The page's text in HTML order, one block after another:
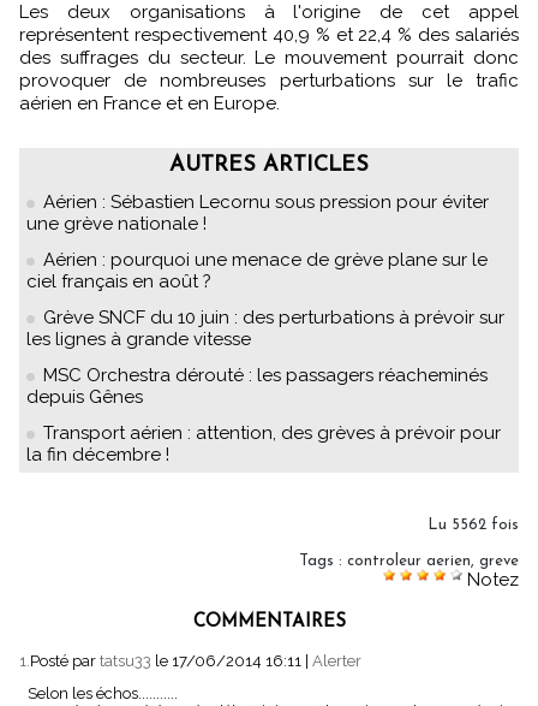
Les deux organisations à l'origine de cet appel
représentent respectivement 40,9 % et 22,4 % des salariés
des suffrages du secteur. Le mouvement pourrait donc
provoquer de nombreuses perturbations sur le trafic
aérien en France et en Europe.
AUTRES ARTICLES
Aérien : Sébastien Lecornu sous pression pour éviter
une grève nationale !
Aérien : pourquoi une menace de grève plane sur le
ciel français en août ?
Grève SNCF du 10 juin : des perturbations à prévoir sur
les lignes à grande vitesse
MSC Orchestra dérouté : les passagers réacheminés
depuis Gênes
Transport aérien : attention, des grèves à prévoir pour
la fin décembre !
Lu 5562 fois
Tags : controleur aerien, greve
Notez
COMMENTAIRES
1.Posté par tatsu33 le 17/06/2014 16:11 Alerter
Selon les échos...........